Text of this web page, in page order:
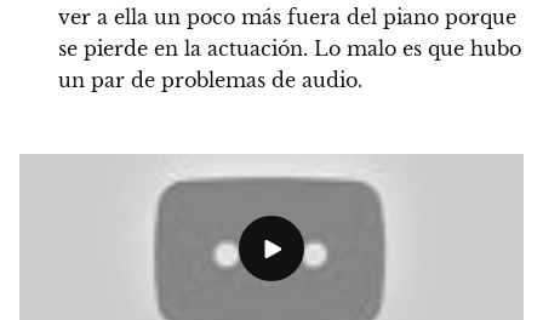
ver a ella un poco más fuera del piano porque
se pierde en la actuación. Lo malo es que hubo
un par de problemas de audio.